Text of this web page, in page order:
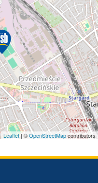
Leaflet| ©OpenStreetMapcontributors